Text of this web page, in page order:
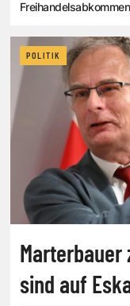
POLITIK
Marterbauer
sind auf